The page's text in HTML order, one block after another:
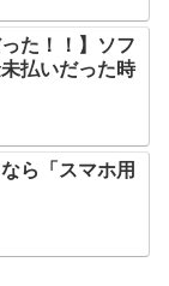
た！！】ソフ
払いだった時
ら「スマホ用